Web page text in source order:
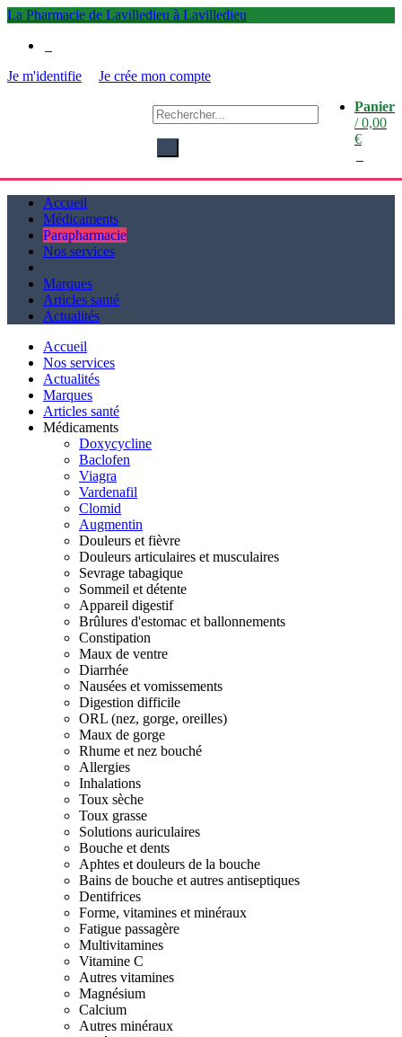
La Pharmacie de Lavilledieu à Lavilledieu
Je m'identifie
Je crée mon compte
Panier
/0,00
€
Accueil
Médicaments
Parapharmacie
Nos services
Marques
Articles santé
Actualités
Accueil
Nos services
Actualités
Marques
Articles santé
Médicaments
Doxycycline
Baclofen
Viagra
Vardenafil
Clomid
Augmentin
Douleurs et fièvre
Douleurs articulaires et musculaires
Sevrage tabagique
Sommeil et détente
Appareil digestif
Brûlures d'estomac et ballonnements
Constipation
Maux de ventre
Diarrhée
Nausées et vomissements
Digestion difficile
ORL (nez, gorge, oreilles)
Maux de gorge
Rhume et nez bouché
Allergies
Inhalations
Toux sèche
Toux grasse
Solutions auriculaires
Bouche et dents
Aphtes et douleurs de la bouche
Bains de bouche et autres antiseptiques
Dentifrices
Forme, vitamines et minéraux
Fatigue passagère
Multivitamines
Vitamine C
Autres vitamines
Magnésium
Calcium
Autres minéraux